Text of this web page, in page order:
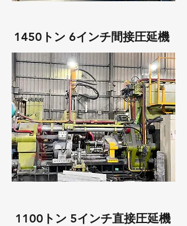
1450トン 6インチ間接圧延機
1100トン 5インチ直接圧延機